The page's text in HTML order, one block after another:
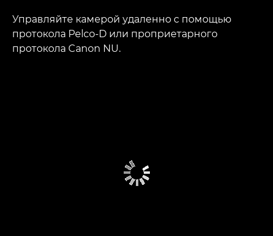
Управляйте камерой удаленно с помощью
протокола Pelco-D или проприетарного
протокола Canon NU.